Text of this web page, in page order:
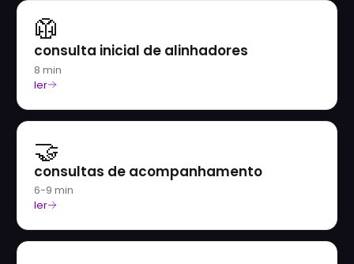
🥼
consulta inicial de alinhadores
8 min
ler
🤝
consultas de acompanhamento
6-9 min
ler